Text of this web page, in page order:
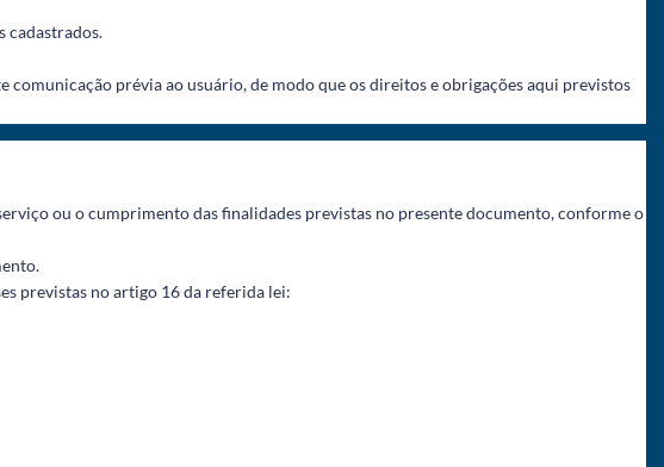
cadastrados.
prévia ao usuário, de modo que os direitos e obrigações aqui previstos
ou o cumprimento das finalidades previstas no presente documento, conforme o
previstas no artigo 16 da referida lei: